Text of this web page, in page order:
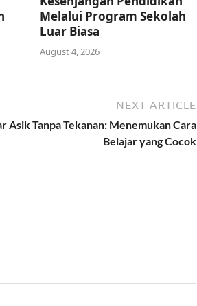
Melalui Program Sekolah
Luar Biasa
August 4, 2026
NEXT ARTICLE
Asik Tanpa Tekanan: Menemukan Cara
Belajar yang Cocok